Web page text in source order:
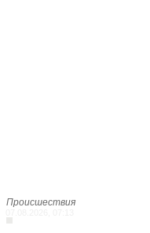
Происшествия